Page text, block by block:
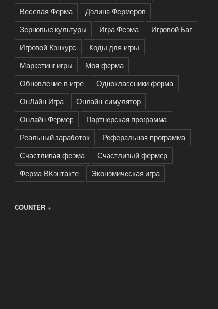
Веселая Ферма
Долина Фермеров
Зерновые культуры
Игра Ферма
Игровой Баг
Игровой Конкурс
Коды для игры
Маркетинг игры
Моя ферма
Обновление в игре
Одноклассники ферма
ОнЛайн Игра
Онлайн-симулятор
Онлайн Фермер
Партнерская программа
Реальный заработок
Реферальная программа
Счастливая ферма
Счастливый фермер
Ферма ВКонтакте
Экономическая игра
COUNTER +